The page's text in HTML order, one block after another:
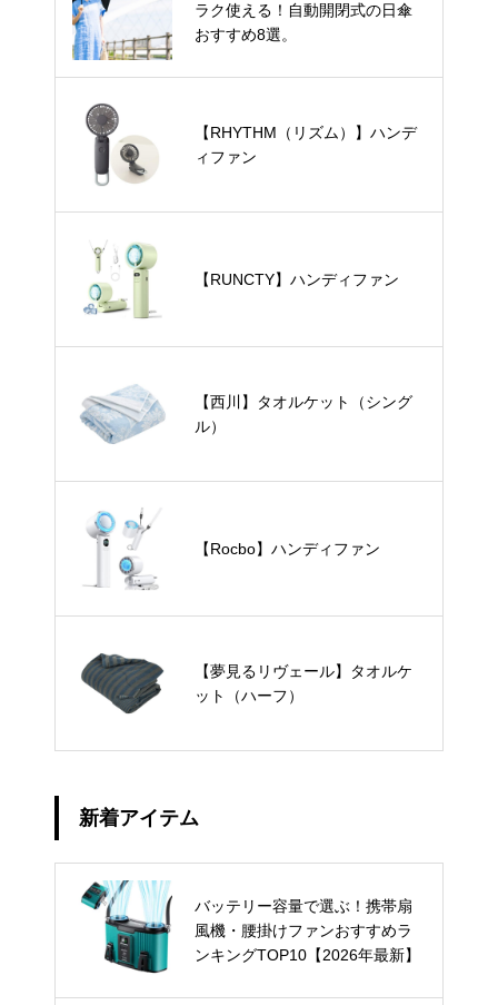
ラク使える！自動開閉式の日傘
おすすめ8選。
【RHYTHM（リズム）】ハンデ
ィファン
【RUNCTY】ハンディファン
【西川】タオルケット（シング
ル）
【Rocbo】ハンディファン
【夢見るリヴェール】タオルケ
ット（ハーフ）
新着アイテム
バッテリー容量で選ぶ！携帯扇
風機・腰掛けファンおすすめラ
ンキングTOP10【2026年最新】